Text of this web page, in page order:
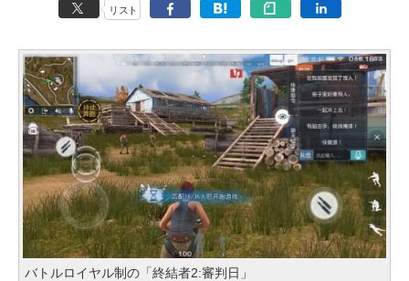
リスト
バトルロイヤル制の「終結者2:審判日」